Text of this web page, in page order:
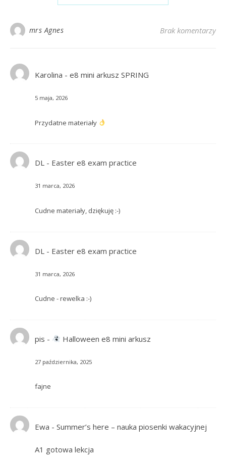
mrs Agnes Brak komentarzy
Karolina - e8 mini arkusz SPRING
5 maja, 2026
Przydatne materiały
DL- Easter e8 exam practice
31 marca, 2026
Cudne materiały, dziękuję :-)
DL - Easter e8 exam practice
31 marca, 2026
Cudne - rewelka :-)
pis - Halloween e8 mini arkusz
27 października, 2025
fajne
Ewa - Summer’s here – nauka piosenki wakacyjnej
A1 gotowa lekcja